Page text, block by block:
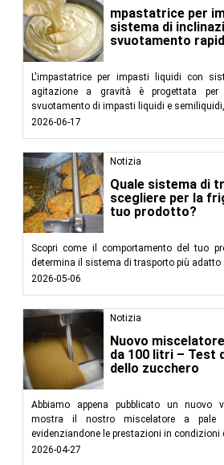
mpastatrice per
sistema di
svuotamento
L'impastatrice per impasti liquidi con
agitazione a gravità è progettata
svuotamento di impasti liquidi e semiliquidi,
2026-06-17
Notizia
Quale sistema di
scegliere per la
tuo prodotto?
Scopri come il comportamento del tuo
determina il sistema di trasporto più adatto
2026-05-06
Notizia
Nuovo
da 100 litri – Test
dello zucchero
Abbiamo appena pubblicato un nuovo
mostra il nostro miscelatore a pale
evidenziandone le prestazioni in condizioni
2026-04-27